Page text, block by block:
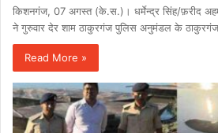
किशनगंज, 07 अगस्त (के.स.)। धर्मेन्द्र सिंह/फ़रीद
ने गुरुवार देर शाम ठाकुरगंज पुलिस अनुमंडल के
Read More »